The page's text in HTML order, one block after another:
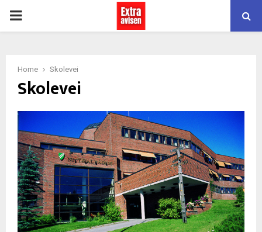
PRIMARY
Home Skolevei
Skolevei